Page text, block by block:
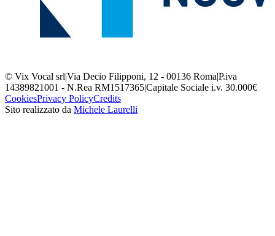
© Vix Vocal srl|Via Decio Filipponi, 12 - 00136 Roma|P.iva
14389821001 - N.Rea RM1517365|Capitale Sociale i.v. 30.000€
CookiesPrivacy PolicyCredits
Sito realizzato da Michele Laurelli